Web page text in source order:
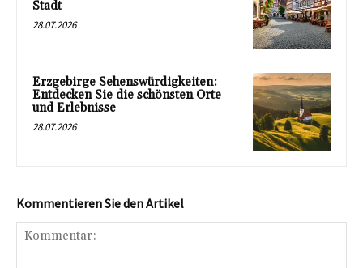
Stadt
28.07.2026
Erzgebirge Sehenswürdigkeiten:
Entdecken Sie die schönsten Orte
und Erlebnisse
28.07.2026
Kommentieren Sie den Artikel